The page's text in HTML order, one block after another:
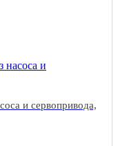
и сервопривода,